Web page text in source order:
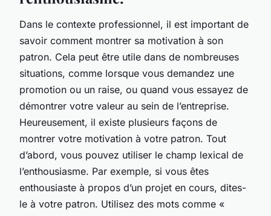
Dans le contexte professionnel, il est important de
savoir comment montrer sa motivation à son
patron. Cela peut être utile dans de nombreuses
situations, comme lorsque vous demandez une
promotion ou un raise, ou quand vous essayez de
démontrer votre valeur au sein de l’entreprise.
Heureusement, il existe plusieurs façons de
montrer votre motivation à votre patron. Tout
d’abord, vous pouvez utiliser le champ lexical de
l’enthousiasme. Par exemple, si vous êtes
enthousiaste à propos d’un projet en cours, dites-
le à votre patron. Utilisez des mots comme «